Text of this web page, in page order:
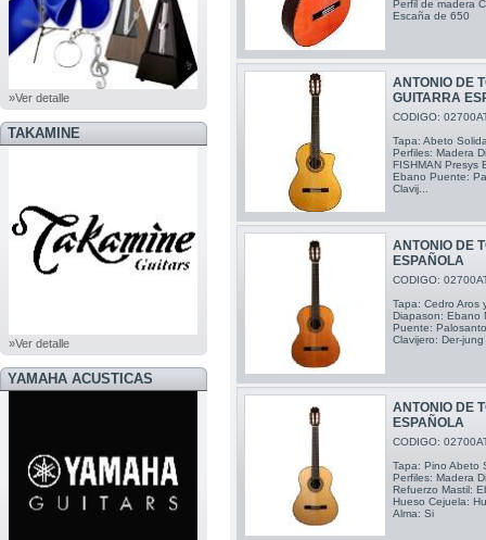
»Ver detalle
TAKAMINE
»Ver detalle
YAMAHA ACUSTICAS
Perfil de madera
Escaña de 650
ANTONIO DE
GUITARRA
CODIGO:
Tapa: Abeto
Perfiles: Madera
FISHMAN Presys
Ebano Puente:
Clavij...
ANTONIO DE
ESPAÑOLA
CODIGO:
Tapa: Cedro Aros
Diapason: Ebano
Puente:
Clavijero: Der-
ANTONIO DE
ESPAÑOLA
CODIGO:
Tapa: Pino Abeto
Perfiles: Madera
Refuerzo Mastil:
Hueso Cejuela:
Alma: Si